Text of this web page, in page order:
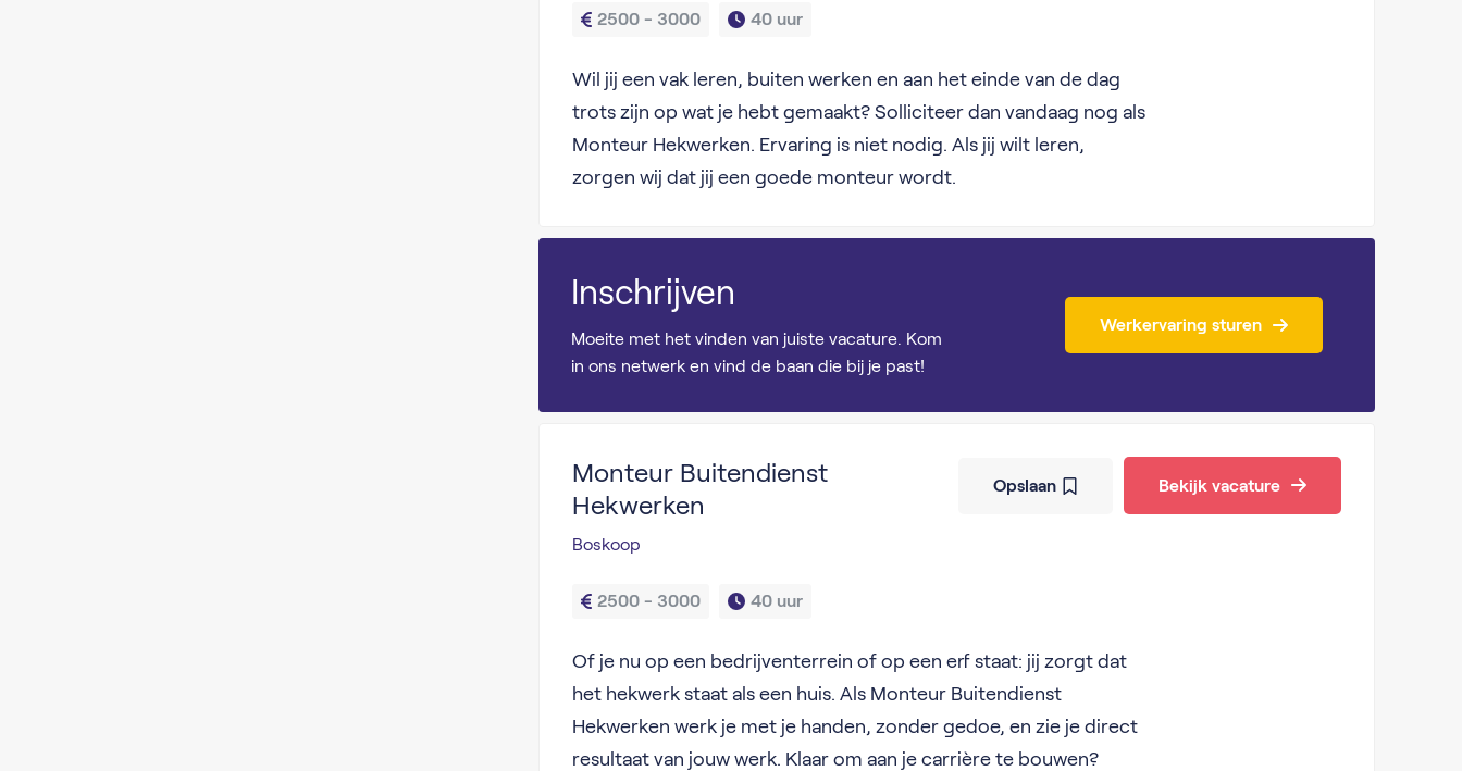
2500 - 3000 40 uur
Wil jij een vak leren, buiten werken en aan het einde van de dag
trots zijn op wat je hebt gemaakt? Solliciteer dan vandaag nog als
Monteur Hekwerken. Ervaring is niet nodig. Als jij wilt leren,
zorgen wij dat jij een goede monteur wordt.
Inschrijven
Moeite met het vinden van juiste vacature. Kom
in ons netwerk en vind de baan die bij je past!
Werkervaring sturen
Monteur Buitendienst
Hekwerken
Boskoop
2500 - 3000 40 uur
Of je nu op een bedrijventerrein of op een erf staat: jij zorgt dat
het hekwerk staat als een huis. Als Monteur Buitendienst
Hekwerken werk je met je handen, zonder gedoe, en zie je direct
resultaat van jouw werk. Klaar om aan je carrière te bouwen?
Opslaan Bekijk vacature